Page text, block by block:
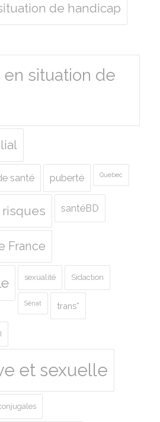
de handicap
situation de
santé puberté Quebec
santéBD
France
sexualité Sidaction
Sénat trans*
et sexuelle